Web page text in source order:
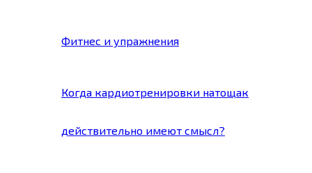
Фитнес и упражнения
Когда кардиотренировки натощак
действительно имеют смысл?